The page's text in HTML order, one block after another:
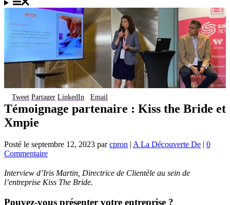
Tweet Partager LinkedIn Email
Témoignage partenaire : Kiss the Bride et
Xmpie
Posté le septembre 12, 2023 parcpron | A La Découverte De | 0
Commentaire
Interview d’Iris Martin, Directrice de Clientèle au sein de
l’entreprise Kiss The Bride.
Pouvez-vous présenter votre entreprise ?